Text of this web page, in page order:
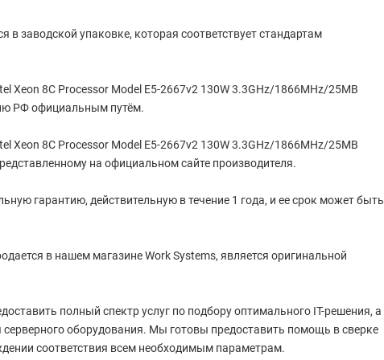
в заводской упаковке, которая соответствует стандартам
Xeon 8C Processor Model E5-2667v2 130W 3.3GHz/1866MHz/25MB
РФ официальным путём.
Xeon 8C Processor Model E5-2667v2 130W 3.3GHz/1866MHz/25MB
на официальном сайте производителя.
гарантию, действительную в течение 1 года, и ее срок может быть
в нашем магазине Work Systems, является оригинальной
полный спектр услуг по подбору оптимального IT-решения, а
оборудования. Мы готовы предоставить помощь в сверке
соответствия всем необходимым параметрам.